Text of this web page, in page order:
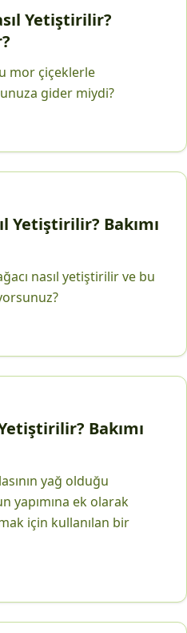
Yetiştirilir?
mor çiçeklerle
gider miydi?
Yetiştirilir? Bakımı
nasıl yetiştirilir ve bu
Bakımı
yağ olduğu
yapımına ek olarak
için kullanılan bir